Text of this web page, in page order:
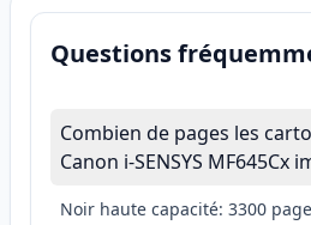
Questions
Combien de pages les
Canon i-SENSYS MF645Cx
Noir haute capacité: 3300